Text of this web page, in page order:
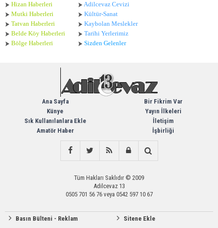
Hizan Haberleri
Mutki Haberleri
Tatvan Haberleri
Belde Köy Haberleri
Bölge Haberleri
Adilcevaz Cevizi
Kültür-Sanat
Kaybolan Meslekler
Tarihi Yerlerimiz
Sizden Gelenler
Ana Sayfa
Künye
Sık Kullanılanlara Ekle
Amatör Haber
Bir Fikrim Var
Yayın İlkeleri
İletişim
İşbirliği
Tüm Hakları Saklıdır © 2009
Adilcevaz 13
0505 701 56 76 veya 0542 597 10 67
Basın Bülteni - Reklam
Sitene Ekle